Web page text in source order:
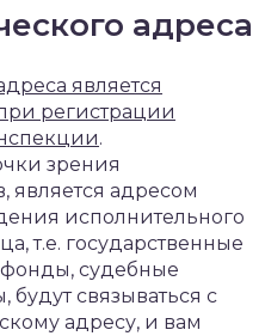
адреса
является
регистрации
.
зрения
является адресом
исполнительного
т.е. государственные
судебные
будут связываться с
адресу, и вам